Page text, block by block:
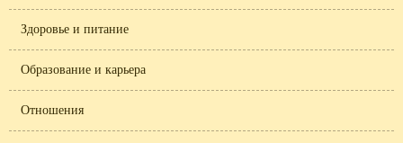
Здоровье и питание
Образование и карьера
Отношения